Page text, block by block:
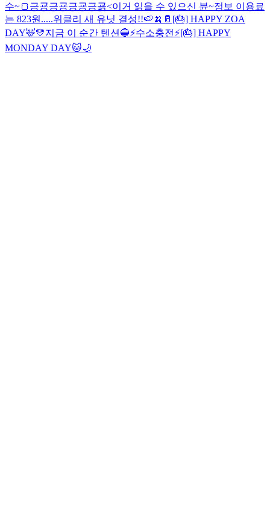
수~🍞 긍굥긍굥긍굥긍굙<이거 읽을 수 있으신 뷴~정보 이용료
는 823원.....위클리 새 유닛 결성!!🍉🍌🥛 [🎂] HAPPY ZOA
DAY🦌💛지금 이 순간 텐션🔵⚡️수소충전⚡️[🎂] HAPPY
MONDAY DAY🐱🌙